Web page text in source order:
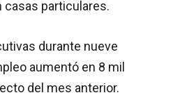
casas particulares.
durante nueve
aumentó en 8 mil
del mes anterior.